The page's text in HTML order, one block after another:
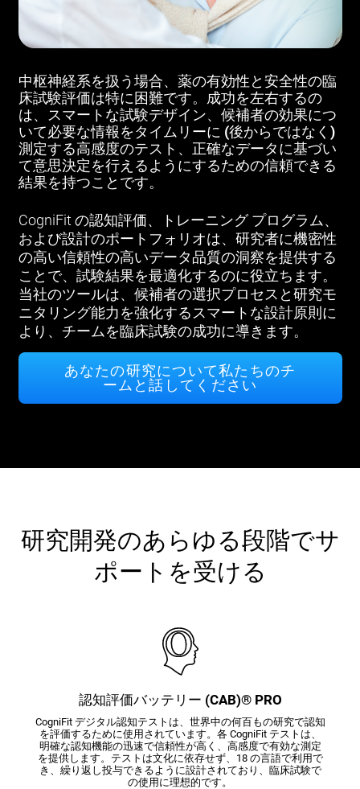
中枢神経系を扱う場合、薬の有効性と安全性の臨
床試験評価は特に困難です。成功を左右するの
は、スマートな試験デザイン、候補者の効果につ
いて必要な情報をタイムリーに (後からではなく)
測定する高感度のテスト、正確なデータに基づい
て意思決定を行えるようにするための信頼できる
結果を持つことです。
CogniFit の認知評価、トレーニング プログラム、
および設計のポートフォリオは、研究者に機密性
の高い信頼性の高いデータ品質の洞察を提供する
ことで、試験結果を最適化するのに役立ちます。
当社のツールは、候補者の選択プロセスと研究モ
ニタリング能力を強化するスマートな設計原則に
より、チームを臨床試験の成功に導きます。
あなたの研究について私たちのチ
ームと話してください
研究開発のあらゆる段階でサ
ポートを受ける
認知評価バッテリー (CAB)® PRO
CogniFit デジタル認知テストは、世界中の何百もの研究で認知
を評価するために使用されています。各 CogniFit テストは、
明確な認知機能の迅速で信頼性が高く、高感度で有効な測定
を提供します。テストは文化に依存せず、18 の言語で利用で
き、繰り返し投与できるように設計されており、臨床試験で
の使用に理想的です。